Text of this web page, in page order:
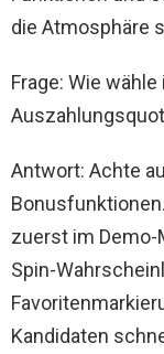
die Atmosphäre
Frage: Wie
Antwort: Achte
zuerst im Demo-
Spin-
Kandidaten